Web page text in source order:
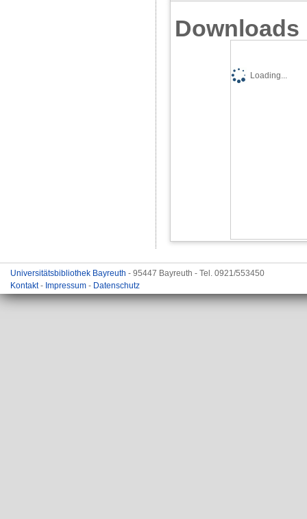
Downloads
Loading...
Universitätsbibliothek Bayreuth - 95447 Bayreuth - Tel. 0921/553450
Kontakt- Impressum - Datenschutz